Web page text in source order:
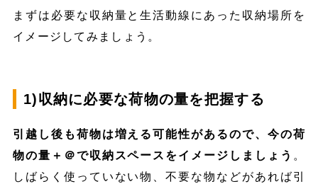
まずは必要な収納量と生活動線にあった収納場所を
イメージしてみましょう。
1)収納に必要な荷物の量を把握する
引越し後も荷物は増える可能性があるので、今の荷
物の量＋＠で収納スペースをイメージしましょう 。
しばらく使っていない物、不要な物などがあれば引